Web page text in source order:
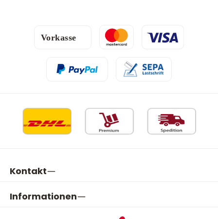
Kontakt
Informationen